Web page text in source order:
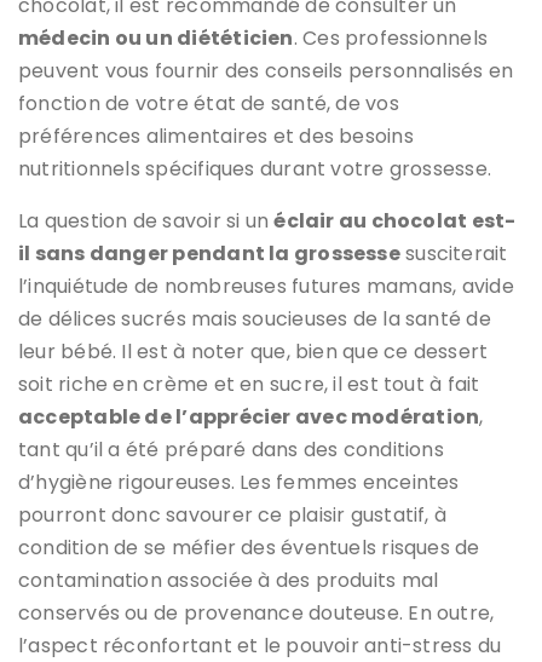
chocolat, il est recommandé de consulter un
médecin ou un diététicien. Ces professionnels
peuvent vous fournir des conseils personnalisés en
fonction de votre état de santé, de vos
préférences alimentaires et des besoins
nutritionnels spécifiques durant votre grossesse.
La question de savoir si unéclair au chocolat est-
il sans danger pendant la grossessesusciterait
l’inquiétude de nombreuses futures mamans, avide
de délices sucrés mais soucieuses de la santé de
leur bébé. Il est à noter que, bien que ce dessert
soit riche en crème et en sucre, il est tout à fait
acceptable de l’apprécier avec modération,
tant qu’il a été préparé dans des conditions
d’hygiène rigoureuses. Les femmes enceintes
pourront donc savourer ce plaisir gustatif, à
condition de se méfier des éventuels risques de
contamination associée à des produits mal
conservés ou de provenance douteuse. En outre,
l’aspect réconfortant et le pouvoir anti-stress du